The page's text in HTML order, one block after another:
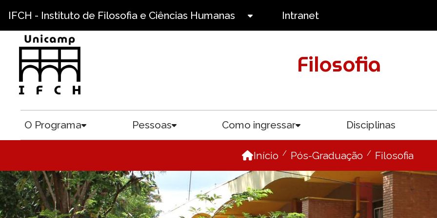
IFCH - Instituto de Filosofia e Ciências Humanas Intranet
Filosofia
O Programa Pessoas Como ingressar Disciplinas
Início Pós-Graduação Filosofia